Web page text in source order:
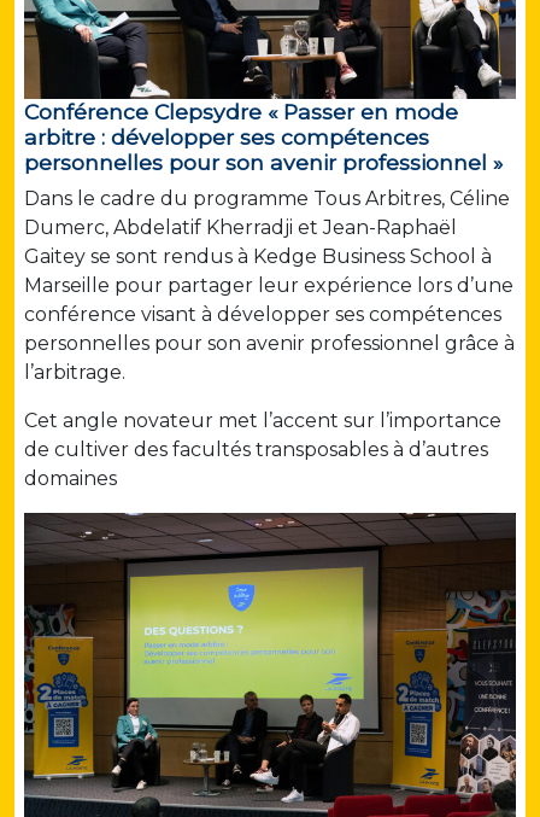
Conférence Clepsydre « Passer en mode
arbitre : développer ses compétences
personnelles pour son avenir professionnel »
Dans le cadre du programme Tous Arbitres, Céline
Dumerc, Abdelatif Kherradji et Jean-Raphaël
Gaitey se sont rendus à Kedge Business School à
Marseille pour partager leur expérience lors d’une
conférence visant à développer ses compétences
personnelles pour son avenir professionnel grâce à
l’arbitrage.
Cet angle novateur met l’accent sur l’importance
de cultiver des facultés transposables à d’autres
domaines